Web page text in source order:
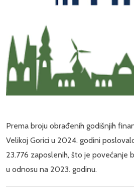
Prema broju obrađenih godišnjih
Velikoj Gorici u 2024. godini
23.776 zaposlenih, što je povećanje
u odnosu na 2023. godinu.